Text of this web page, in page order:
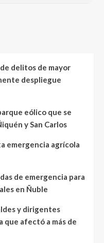
delitos de mayor
despliegue
eólico que se
y San Carlos
emergencia agrícola
de emergencia para
en Ñuble
y dirigentes
que afectó a más de